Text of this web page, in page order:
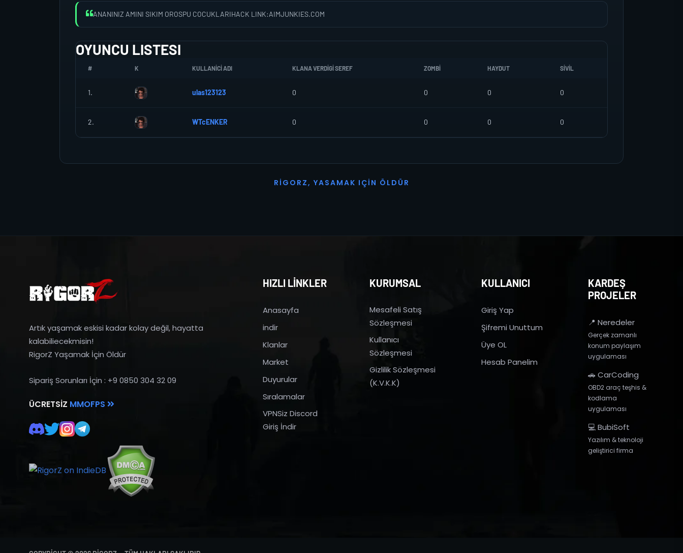
ANANINIZ AMINI SIKIM OROSPU COCUKLARIHACK LINK:AIMJUNKIES.COM
OYUNCU LISTESI
# K KULLANICI ADI KLANA VERDIGI SEREF ZOMBI HAYDUT SIVIL
1. ulas123123 0 0 0 0
2. WTcENKER 0 0 0 0
R I G O R Z, YASAMAK I ÇI N Ö L D Ü R
Artık yaşamak eskisi kadar kolay değil, hayatta
kalabiliecekmisin!
RigorZ Yaşamak İçin Öldür
Sipariş Sorunları İçin : +9 0850 304 32 09
ÜCRETSIZ MMOFPS
HIZLI LİNKLER
Anasayfa
indir
Klanlar
Market
Duyurular
Sıralamalar
VPNSiz Discord
Giriş İndir
KURUMSAL
Mesafeli Satış
Sözleşmesi
Kullanıcı
Sözleşmesi
Gizlilik Sözleşmesi
(K.V.K.K)
KULLANICI
Giriş Yap
Şifremi Unuttum
Üye OL
Hesab Panelim
KARDEŞ
PROJELER
📍 Neredeler
Gerçek zamanlı
konum paylaşım
uygulaması
🚗 CarCoding
OBD2 araç teşhis &
kodlama
uygulaması
💻 BubiSoft
Yazılım & teknoloji
geliştirici firma